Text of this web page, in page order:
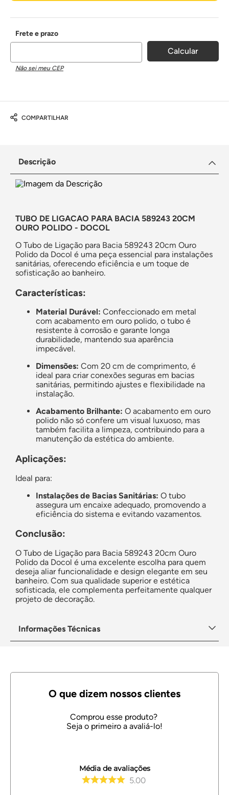
Não sei meu CEP
COMPARTILHAR
Descrição
TUBO DE LIGACAO PARA BACIA 589243 20CM
OURO POLIDO - DOCOL
O Tubo de Ligação para Bacia 589243 20cm Ouro
Polido da Docol é uma peça essencial para instalações
sanitárias, oferecendo eficiência e um toque de
sofisticação ao banheiro.
Características:
Material Durável: Confeccionado em metal
com acabamento em ouro polido, o tubo é
resistente à corrosão e garante longa
durabilidade, mantendo sua aparência
impecável.
Dimensões: Com 20 cm de comprimento, é
ideal para criar conexões seguras em bacias
sanitárias, permitindo ajustes e flexibilidade na
instalação.
Acabamento Brilhante: O acabamento em ouro
polido não só confere um visual luxuoso, mas
também facilita a limpeza, contribuindo para a
manutenção da estética do ambiente.
Aplicações:
Ideal para:
Instalações de Bacias Sanitárias: O tubo
assegura um encaixe adequado, promovendo a
eficiência do sistema e evitando vazamentos.
Conclusão:
O Tubo de Ligação para Bacia 589243 20cm Ouro
Polido da Docol é uma excelente escolha para quem
deseja aliar funcionalidade e design elegante em seu
banheiro. Com sua qualidade superior e estética
sofisticada, ele complementa perfeitamente qualquer
projeto de decoração.
Informações Técnicas
Média de avaliações
5.00